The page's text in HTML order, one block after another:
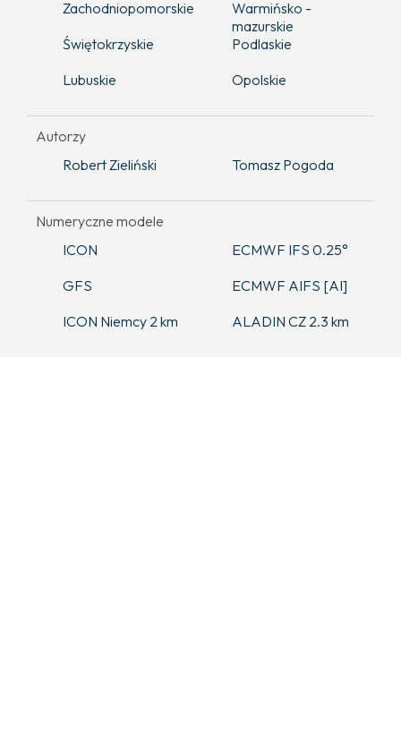
Zachodniopomorskie
Warmińsko -
mazurskie
Świętokrzyskie
Podlaskie
Lubuskie
Opolskie
Autorzy
Robert Zieliński
Tomasz Pogoda
Numeryczne modele
ICON
ECMWF IFS 0.25°
GFS
ECMWF AIFS [AI]
ICON Niemcy 2 km
ALADIN CZ 2.3 km